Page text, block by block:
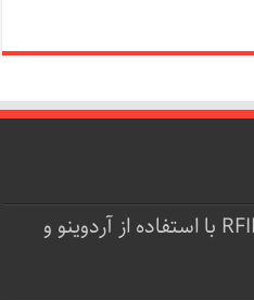
پروژه قفل‌ درب RFID با استفاده از آردوینو و